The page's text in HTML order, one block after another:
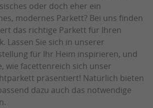
oder doch eher ein
modernes Parkett? Bei uns finden
das richtige Parkett für Ihren
Lassen Sie sich in unserer
für Ihr Heim inspirieren, und
wie facettenreich sich unser
präsentiert! Natürlich bieten
dazu auch das notwendige